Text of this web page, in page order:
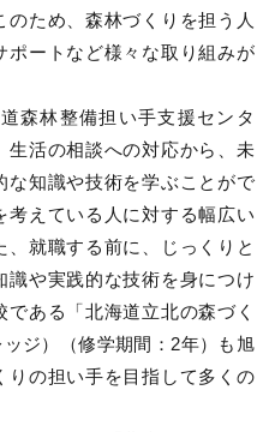
ため、森林づくりを担う人
ポートなど様々な取り組みが
森林整備担い手支援センタ
生活の相談への対応から、未
な知識や技術を学ぶことがで
考えている人に対する幅広い
就職する前に、じっくりと
識や実践的な技術を身につけ
ある「北海道立北の森づく
ジ）（修学期間：2年）も旭
りの担い手を目指して多くの